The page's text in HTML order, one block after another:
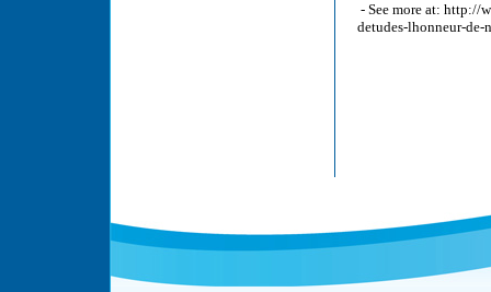
- See more at: http://
detudes-lhonneur-de-